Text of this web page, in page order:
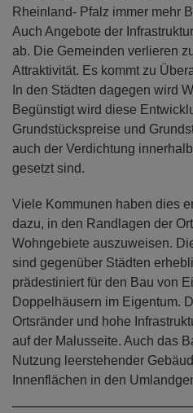
Rheinland- Pfalz immer mehr
Auch Angebote der
ab. Die Gemeinden verlieren
Attraktivität. Es kommt zu
In den Städten dagegen wird
Begünstigt wird diese
Grundstückspreise und
auch der Verdichtung
gesetzt sind.
Viele Kommunen haben dies
dazu, in den Randlagen der
Wohngebiete auszuweisen.
sind gegenüber Städten
prädestiniert für den Bau von
Doppelhäusern im Eigentum.
Ortsränder und hohe
auf der Malusseite. Auch das
Nutzung leerstehender
Innenflächen in den